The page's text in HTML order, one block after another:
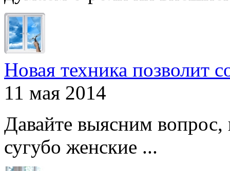
Новая техника позволит
11 мая 2014
Давайте выясним
сугубо женские ...